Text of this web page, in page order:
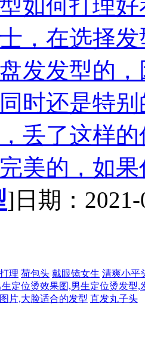
如何打理好
，在选择
发发型的
时还是特
丢了这样
美的，如
]日期：2021-
理 荷包头 戴眼镜女生 清爽小平
生定位烫效果图,男生定位烫发型,
片,大脸适合的发型 直发丸子头